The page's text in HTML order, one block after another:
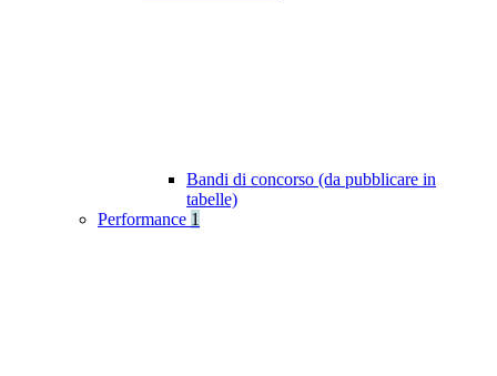
Bandi di concorso (da pubblicare in
tabelle)
Performance 1